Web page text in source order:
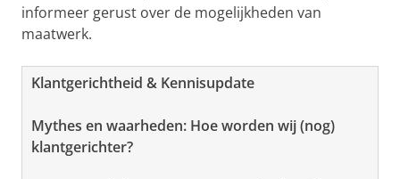
informeer gerust over de mogelijkheden van
maatwerk.
Klantgerichtheid & Kennisupdate
Mythes en waarheden: Hoe worden wij (nog)
klantgerichter?